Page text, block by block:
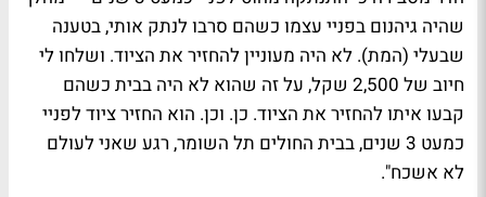
שהיה גיהנום בפניי עצמו כשהם סרבו לנתק אותי, בטענה
שבעלי (המת). לא היה מעוניין להחזיר את הציוד. ושלחו לי
חיוב של 2,500 שקל, על זה שהוא לא היה בבית כשהם
קבעו איתו להחזיר את הציוד. כן. וכן. הוא החזיר ציוד לפניי
כמעט 3 שנים, בבית החולים תל השומר, רגע שאני לעולם
לא אשכח".